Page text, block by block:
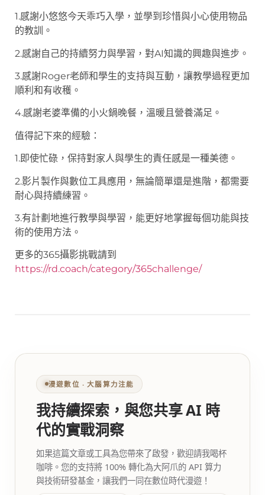
1.感謝小悠悠今天乖巧入學，並學到珍惜與小心使用物品
的教訓。
2.感謝自己的持續努力與學習，對AI知識的興趣與進步。
3.感謝Roger老師和學生的支持與互動，讓教學過程更加
順利和有收穫。
4.感謝老婆準備的小火鍋晚餐，溫暖且營養滿足。
值得記下來的經驗：
1.即使忙碌，保持對家人與學生的責任感是一種美德。
2.影片製作與數位工具應用，無論簡單還是進階，都需要
耐心與持續練習。
3.有計劃地進行教學與學習，能更好地掌握每個功能與技
術的使用方法。
更多的365攝影挑戰請到
https://rd.coach/category/365challenge/
漫遊數位 ‧ 大腦算力注能
我持續探索，與您共享 AI 時
代的實戰洞察
如果這篇文章或工具為您帶來了啟發，歡迎請我喝杯
咖啡。您的支持將 100% 轉化為大阿爪的 API 算力
與技術研發基金，讓我們一同在數位時代漫遊！